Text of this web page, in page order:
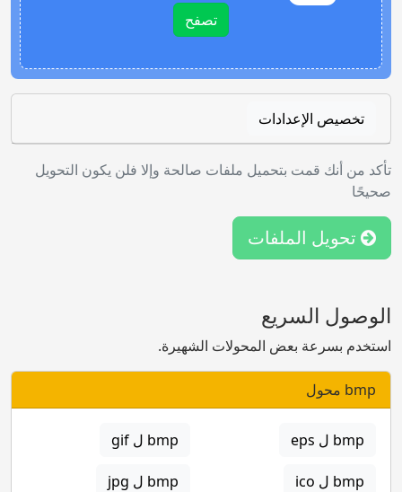
تصفح
تخصيص الإعدادات
تأكد من أنك قمت بتحميل ملفات صالحة وإلا فلن يكون التحويل
صحيحًا
تحويل الملفات
الوصول السريع
استخدم بسرعة بعض المحولات الشهيرة.
bmp محول
bmp ل eps bmp ل gif
bmp ل ico bmp ل jpg